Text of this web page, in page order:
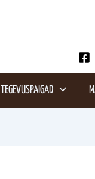
TEGEVUSPAIGAD